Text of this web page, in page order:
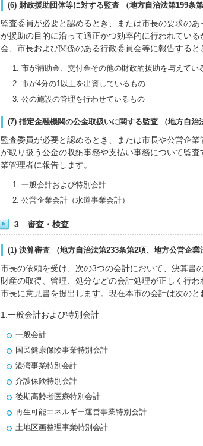
(6) 財政援助団体等に対する監査 （地方自治法第199条第
監査委員が必要と認めるとき、または市長の要求の
が援助の目的に沿って適正かつ効率的に行われてい
会、市長および関係のある行政委員会等に報告すると
市が補助金、交付金その他の財政的援助を与えてい
市が4分の1以上を出資しているもの
公の施設の管理を行わせているもの
(7) 指定金融機関の公金取扱いに関する監査 （地方自治
監査委員が必要と認めるとき、または市長や公営企
が取り扱う公金の収納事務や支払い事務について監
業管理者に報告します。
一般会計および特別会計
公営企業会計（水道事業会計）
3 審査・検査
(1) 決算審査 （地方自治法第233条第2項、地方公営企業
市長の依頼を受け、次の3つの会計において、決算書
財産の取得、管理、処分などの会計処理が正しく行
市長に意見書を提出します。現在本市の会計は次のと
1.一般会計および特別会計
一般会計
国民健康保険事業特別会計
港湾事業特別会計
介護保険特別会計
後期高齢者医療特別会計
再生可能エネルギー運営事業特別会計
土地区画整理事業特別会計